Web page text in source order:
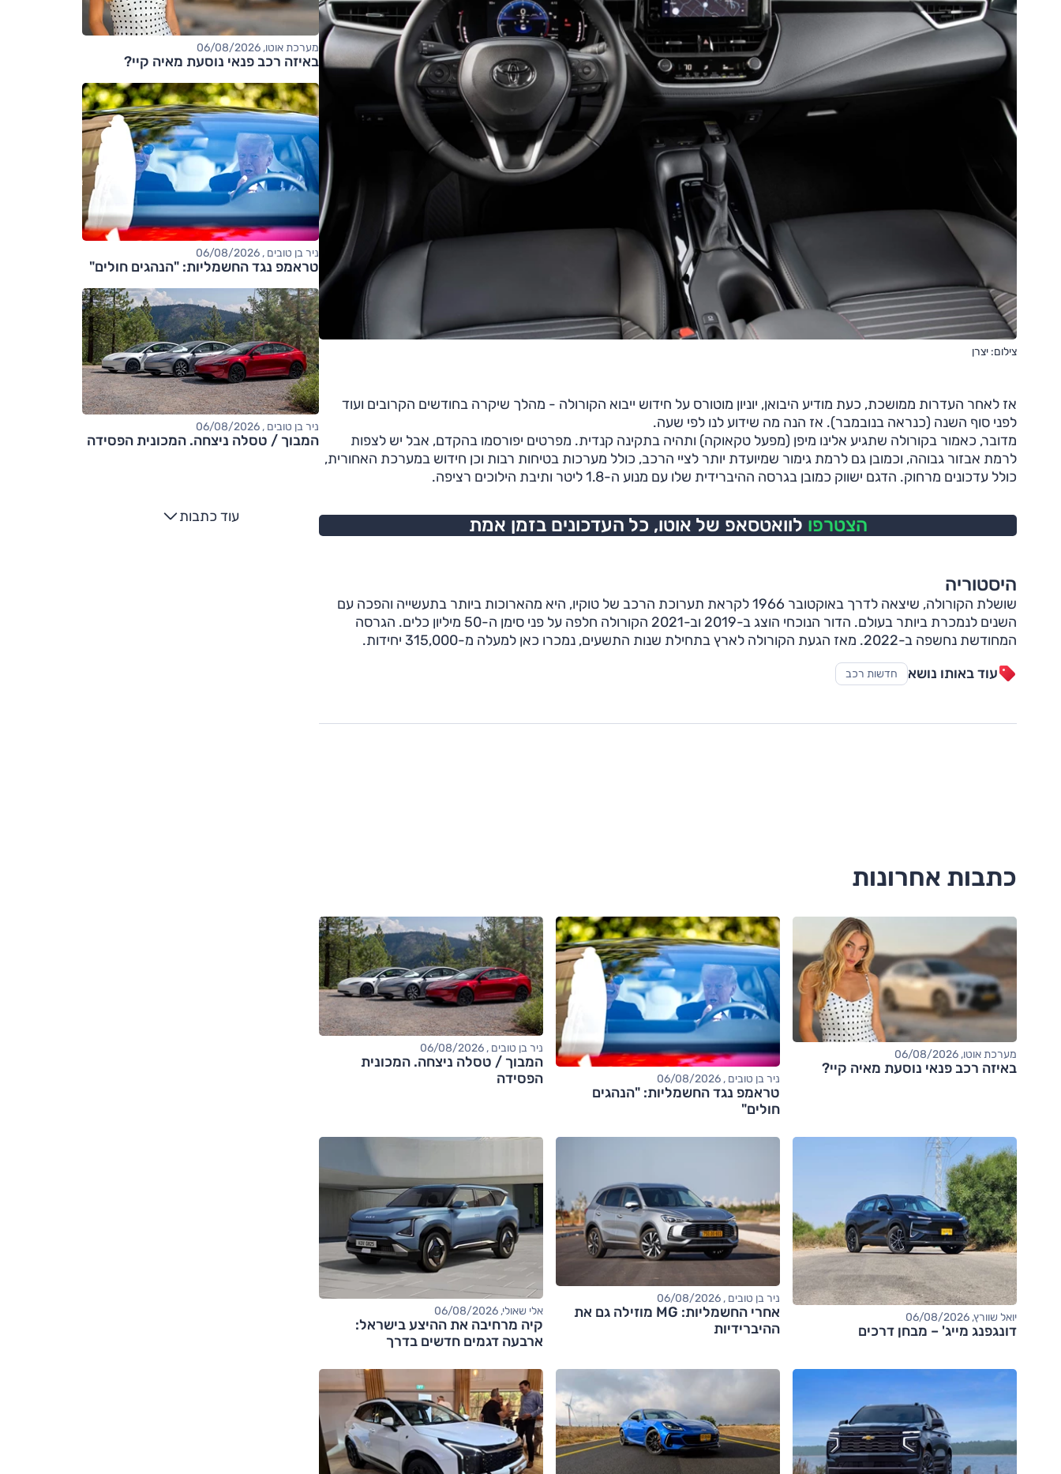
צילום: יצרן
אז לאחר העדרות ממושכת, כעת מודיע היבואן, יוניון מוטורס על חידוש ייבוא הקורולה - מהלך שיקרה בחודשים הקרובים ועוד
לפני סוף השנה (כנראה בנובמבר). אז הנה מה שידוע לנו לפי שעה.
מדובר, כאמור בקורולה שתגיע אלינו מיפן (מפעל טקאוקה) ותהיה בתקינה קנדית. מפרטים יפורסמו בהקדם, אבל יש לצפות
לרמת אבזור גבוהה, וכמובן גם לרמת גימור שמיועדת יותר לציי הרכב, כולל מערכות בטיחות רבות וכן חידוש במערכת האחורית,
כולל עדכונים מרחוק. הדגם ישווק כמובן בגרסה ההיברידית שלו עם מנוע ה-1.8 ליטר ותיבת הילוכים רציפה.
הצטרפו לוואטסאפ של אוטו, כל העדכונים בזמן אמת
היסטוריה
שושלת הקורולה, שיצאה לדרך באוקטובר 1966 לקראת תערוכת הרכב של טוקיו, היא מהארוכות ביותר בתעשייה והפכה עם
השנים לנמכרת ביותר בעולם. הדור הנוכחי הוצג ב-2019 וב-2021 הקורולה חלפה על פני סימן ה-50 מיליון כלים. הגרסה
המחודשת נחשפה ב-2022. מאז הגעת הקורולה לארץ בתחילת שנות התשעים, נמכרו כאן למעלה מ-315,000 יחידות.
עוד באותו נושא
חדשות רכב
כתבות אחרונות
מערכת אוטו, 06/08/2026
באיזה רכב פנאי נוסעת מאיה קיי?
ניר בן טובים , 06/08/2026
טראמפ נגד החשמליות: "הנהגים
חולים"
ניר בן טובים , 06/08/2026
המבוך / טסלה ניצחה. המכונית
הפסידה
יואל שוורץ, 06/08/2026
דונגפנג מייג' – מבחן דרכים
ניר בן טובים , 06/08/2026
אחרי החשמליות: MG מוזילה גם את
ההיברידיות
אלי שאולי, 06/08/2026
קיה מרחיבה את ההיצע בישראל:
ארבעה דגמים חדשים בדרך
מערכת אוטו, 06/08/2026
באיזה רכב פנאי נוסעת מאיה קיי?
ניר בן טובים , 06/08/2026
טראמפ נגד החשמליות: "הנהגים חולים"
ניר בן טובים , 06/08/2026
המבוך / טסלה ניצחה. המכונית הפסידה
עוד כתבות